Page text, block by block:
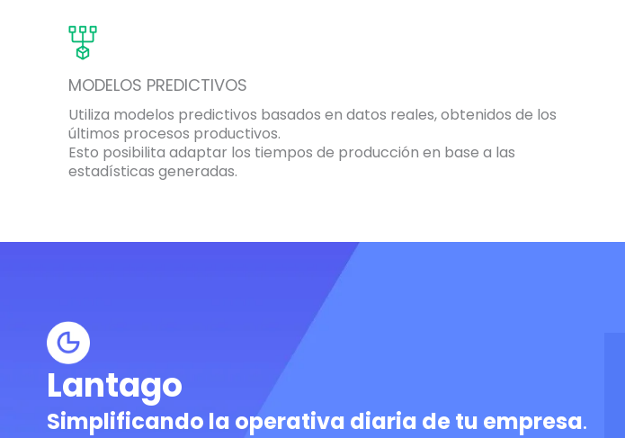
MODELOS PREDICTIVOS
Utiliza modelos predictivos basados en datos reales, obtenidos de los
últimos procesos productivos.
Esto posibilita adaptar los tiempos de producción en base a las
estadísticas generadas.
Lantago
Simplificando la operativa diaria de tu empresa.